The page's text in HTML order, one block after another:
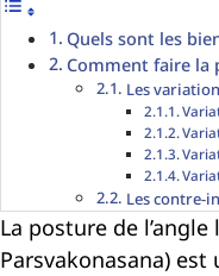
Quels sont les
Comment faire la
Les
Les contre-
La posture de
Parsvakonasana) est